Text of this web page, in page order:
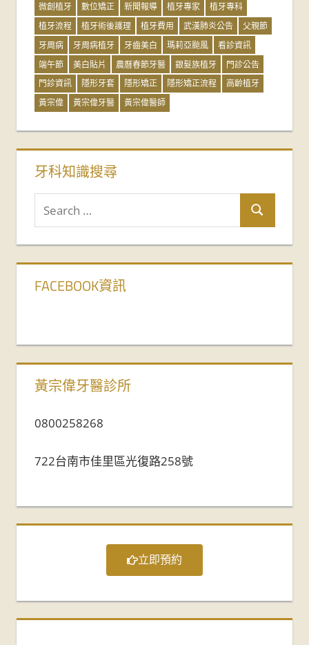
微創植牙
數位矯正 新聞報導 植牙專家
植牙專科
植牙流程
植牙術後護理 植牙費用 武漢肺炎公告
父親節
牙周病
牙周病植牙 牙齒美白 瑪莉亞颱風
看診資訊
端午節
美白貼片 農曆春節牙醫 銀髮族植牙
門診公告
門診資訊
隱形牙套 隱形矯正 隱形矯正流程
高齡植牙
黃宗偉
黃宗偉牙醫 黃宗偉醫師
牙科知識搜尋
FACEBOOK資訊
黃宗偉牙醫診所
0800258268
722台南市佳里區光復路258號
立即預約